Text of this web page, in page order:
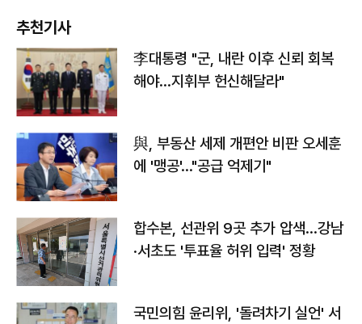
추천기사
李대통령 "군, 내란 이후 신뢰 회복
해야…지휘부 헌신해달라"
與, 부동산 세제 개편안 비판 오세훈
에 '맹공'…"공급 억제기"
합수본, 선관위 9곳 추가 압색…강남
·서초도 '투표율 허위 입력' 정황
국민의힘 윤리위, '돌려차기 실언' 서